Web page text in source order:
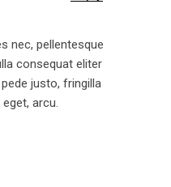
nec, pellentesque
consequat eliter
justo, fringilla
arcu.